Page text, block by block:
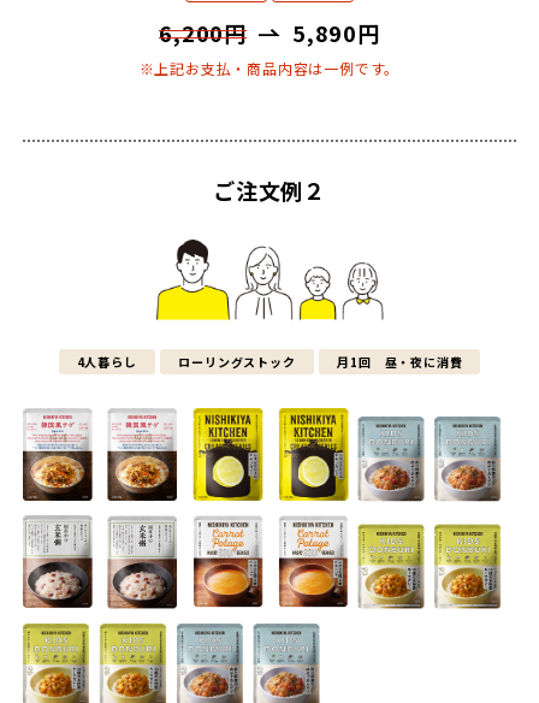
6,200円 5,890円
※上記お支払・商品内容は一例です。
ご注文例２
4人暮らし ローリングストック 月1回 昼・夜に消費